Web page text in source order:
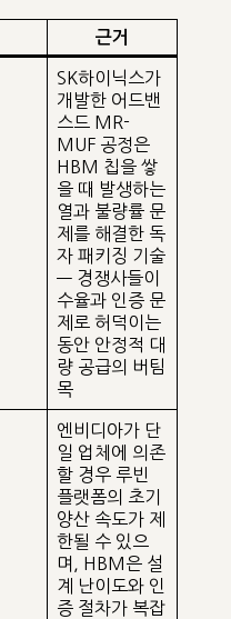
근거
SK하이닉스가
개발한 어드밴
스드 MR-
MUF 공정은
HBM 칩을 쌓
을 때 발생하는
열과 불량률 문
제를 해결한 독
자 패키징 기술
— 경쟁사들이
수율과 인증 문
제로 허덕이는
동안 안정적 대
량 공급의 버팀
목
엔비디아가 단
일 업체에 의존
할 경우 루빈
플랫폼의 초기
양산 속도가 제
한될 수 있으
며, HBM은 설
계 난이도와 인
증 절차가 복잡